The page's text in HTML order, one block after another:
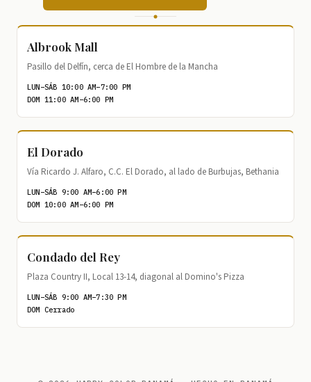
Albrook Mall
Pasillo del Delfín, cerca de El Hombre de la Mancha
LUN–SÁB 10:00 AM–7:00 PM
DOM 11:00 AM–6:00 PM
El Dorado
Vía Ricardo J. Alfaro, C.C. El Dorado, al lado de Burbujas, Bethania
LUN–SÁB 9:00 AM–6:00 PM
DOM 10:00 AM–6:00 PM
Condado del Rey
Plaza Country II, Local 13-14, diagonal al Domino's Pizza
LUN–SÁB 9:00 AM–7:30 PM
DOM Cerrado